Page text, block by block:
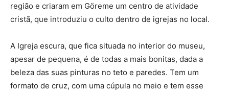
região e criaram em Göreme um centro de atividade
cristã, que introduziu o culto dentro de igrejas no local.
A Igreja escura, que fica situada no interior do museu,
apesar de pequena, é de todas a mais bonitas, dada a
beleza das suas pinturas no teto e paredes. Tem um
formato de cruz, com uma cúpula no meio e tem esse